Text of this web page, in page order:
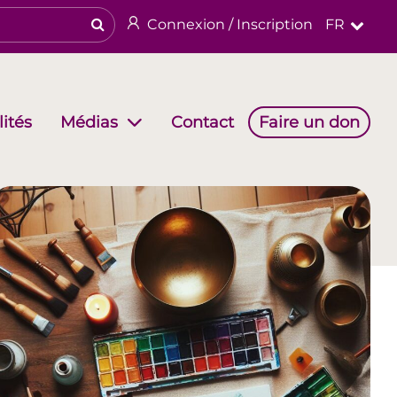
Connexion / Inscription FR
culturel
Médias Contact Faire un don